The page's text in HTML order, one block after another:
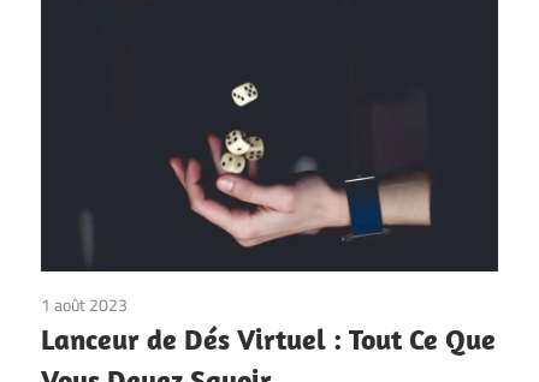
1 août 2023
Lanceur de Dés Virtuel : Tout Ce Que